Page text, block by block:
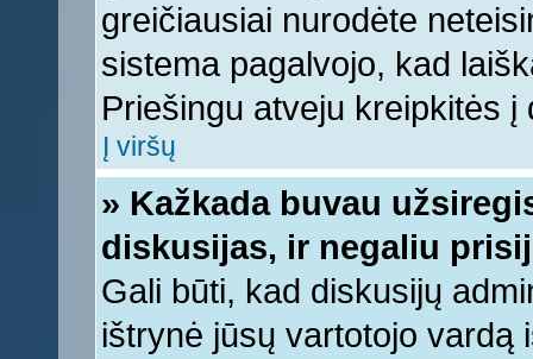
greičiausiai nurodėte
sistema pagalvojo, kad
Priešingu atveju kreipkitės
Į viršų
» Kažkada buvau
diskusijas, ir negaliu
Gali būti, kad diskusijų
ištrynė jūsų vartotojo vardą